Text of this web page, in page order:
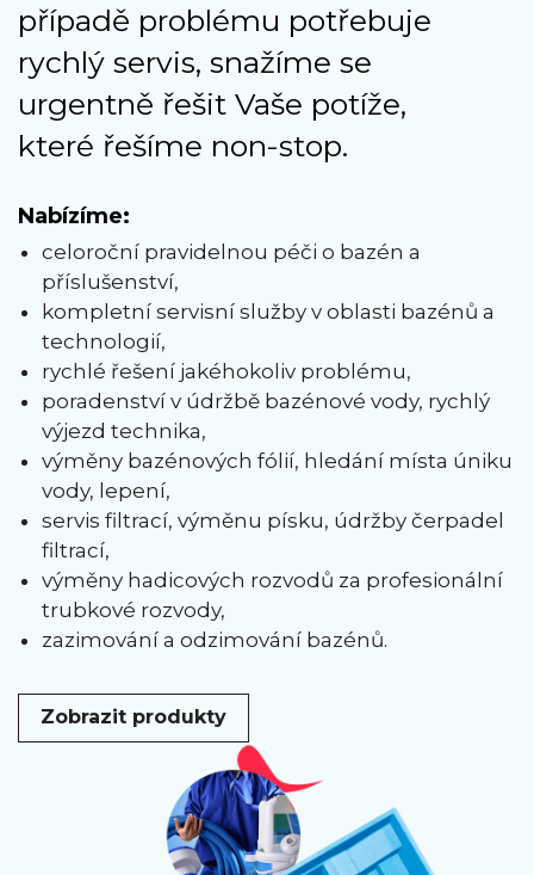
případě problému potřebuje
rychlý servis, snažíme se
urgentně řešit Vaše potíže,
které řešíme non-stop.
Nabízíme:
celoroční pravidelnou péči o bazén a
příslušenství,
kompletní servisní služby v oblasti bazénů a
technologií,
rychlé řešení jakéhokoliv problému,
poradenství v údržbě bazénové vody, rychlý
výjezd technika,
výměny bazénových fólií, hledání místa úniku
vody, lepení,
servis filtrací, výměnu písku, údržby čerpadel
filtrací,
výměny hadicových rozvodů za profesionální
trubkové rozvody,
zazimování a odzimování bazénů.
Zobrazit produkty